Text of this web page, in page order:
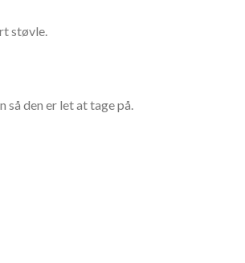
støvle.
så den er let at tage på.